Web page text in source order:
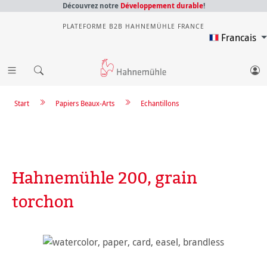
Découvrez notre Développement durable!
PLATEFORME B2B HAHNEMÜHLE FRANCE
Francais
Echantillons
Papiers Beaux-Arts
Start
Hahnemühle 200, grain
torchon
Ignorer la galerie d'images